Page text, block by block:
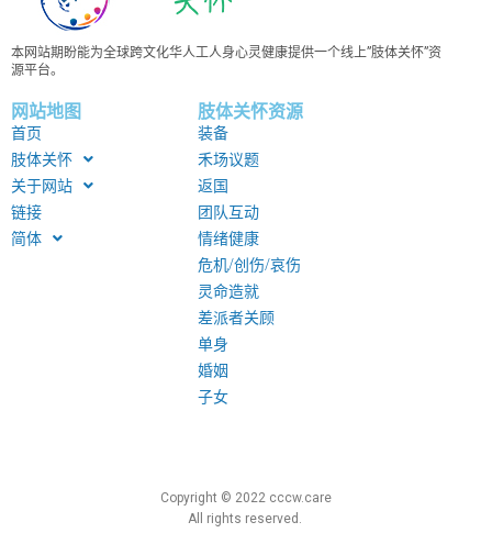
本网站期盼能为全球跨文化华人工人身心灵健康提供一个线上”肢体关怀”资
源平台。
网站地图
首页
肢体关怀
关于网站
链接
简体
肢体关怀资源
装备
禾场议题
返国
团队互动
情绪健康
危机/创伤/哀伤
灵命造就
差派者关顾
单身
婚姻
子女
Copyright © 2022 cccw.care
All rights reserved.